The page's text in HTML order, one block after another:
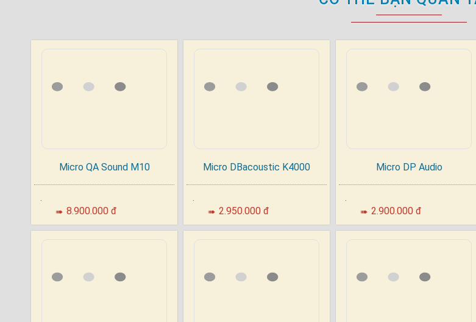
phức tạp. Chỉ cần một nút bấm, bạn đã có thể đồng bộ micro với thiết bị một cách
sự kiện đến các buổi biểu diễn nhỏ.
Micro QA Sound M10
➠ 8.900.000 đ
Micro DBacoustic K4000
➠ 2.950.000 đ
Micro DP Audio
➠ 2.900.000 đ